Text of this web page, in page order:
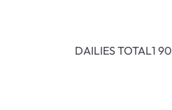
DAILIES TOTAL1 90